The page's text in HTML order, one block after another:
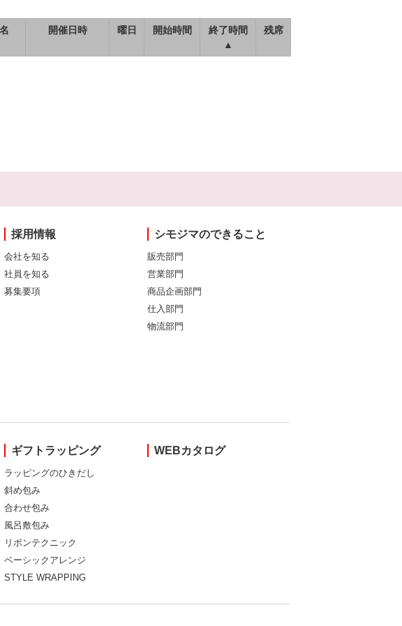
開催日時 曜日 開始時間
終了時間
▲
残席
採用情報
会社を知る
社員を知る
募集要項
シモジマのできること
販売部門
営業部門
商品企画部門
仕入部門
物流部門
ギフトラッピング
ラッピングのひきだし
斜め包み
合わせ包み
風呂敷包み
リボンテクニック
ベーシックアレンジ
STYLE WRAPPING
WEBカタログ